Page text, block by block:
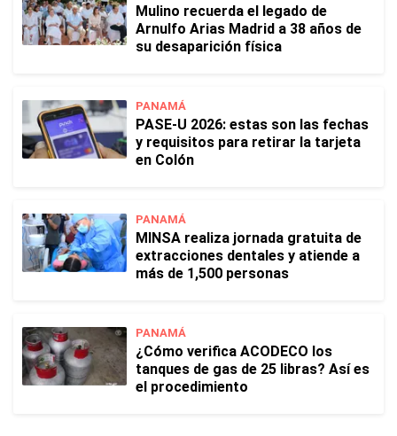
Mulino recuerda el legado de
Arnulfo Arias Madrid a 38 años de
su desaparición física
PANAMÁ
PASE-U 2026: estas son las fechas
y requisitos para retirar la tarjeta
en Colón
PANAMÁ
MINSA realiza jornada gratuita de
extracciones dentales y atiende a
más de 1,500 personas
PANAMÁ
¿Cómo verifica ACODECO los
tanques de gas de 25 libras? Así es
el procedimiento